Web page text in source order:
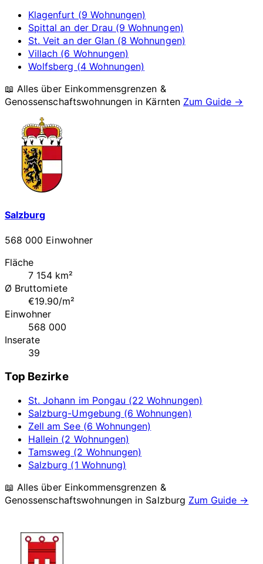
Klagenfurt (9 Wohnungen)
Spittal an der Drau (9 Wohnungen)
St. Veit an der Glan (8 Wohnungen)
Villach (6 Wohnungen)
Wolfsberg (4 Wohnungen)
📖 Alles über Einkommensgrenzen &
Genossenschaftswohnungen in Kärnten Zum Guide →
Salzburg
568 000 Einwohner
Fläche
7 154 km²
Ø Bruttomiete
€19.90/m²
Einwohner
568 000
Inserate
39
Top Bezirke
St. Johann im Pongau (22 Wohnungen)
Salzburg-Umgebung (6 Wohnungen)
Zell am See (6 Wohnungen)
Hallein (2 Wohnungen)
Tamsweg (2 Wohnungen)
Salzburg (1 Wohnung)
📖 Alles über Einkommensgrenzen &
Genossenschaftswohnungen in Salzburg Zum Guide →